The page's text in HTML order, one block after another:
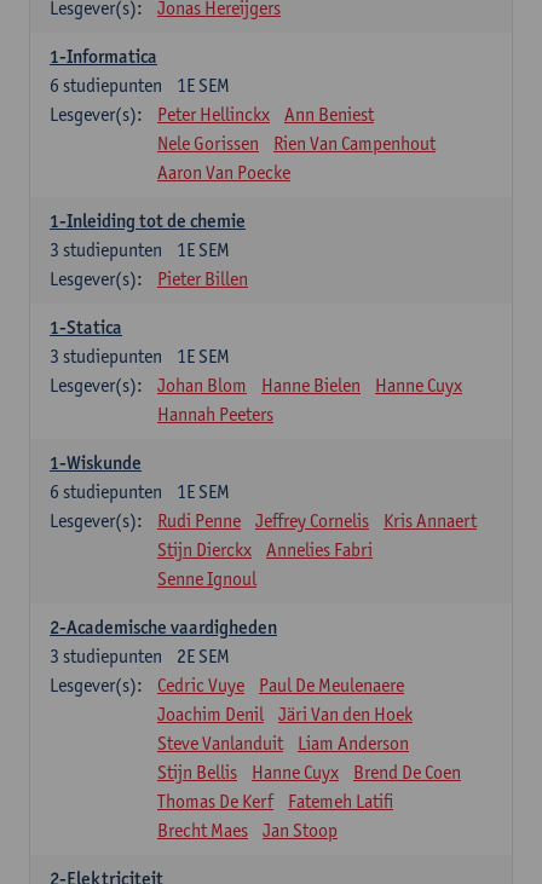
Lesgever(s):
Jonas Hereijgers
1-Informatica
1E SEM
6 studiepunten
Lesgever(s):
Peter Hellinckx
Ann Beniest
Nele Gorissen
Rien Van Campenhout
Aaron Van Poecke
1-Inleiding tot de chemie
1E SEM
3 studiepunten
Lesgever(s):
Pieter Billen
1-Statica
1E SEM
3 studiepunten
Lesgever(s):
Johan Blom Hanne Bielen
Hanne Cuyx
Hannah Peeters
1-Wiskunde
1E SEM
6 studiepunten
Lesgever(s):
Rudi Penne Jeffrey Cornelis
Kris Annaert
Stijn Dierckx
Annelies Fabri
Senne Ignoul
2-Academische vaardigheden
2E SEM
3 studiepunten
Lesgever(s):
Cedric Vuye
Paul De Meulenaere
Joachim Denil
Järi Van den Hoek
Steve Vanlanduit
Liam Anderson
Stijn Bellis
Hanne Cuyx
Brend De Coen
Thomas De Kerf
Fatemeh Latifi
Brecht Maes
Jan Stoop
2-Elektriciteit